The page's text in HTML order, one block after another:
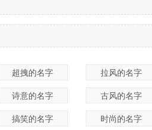
超拽的名字 拉风的名字
诗意的名字 古风的名字
搞笑的名字 时尚的名字